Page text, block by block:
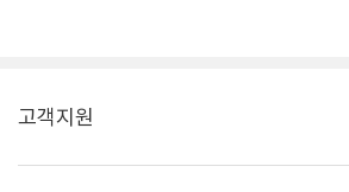
고객지원